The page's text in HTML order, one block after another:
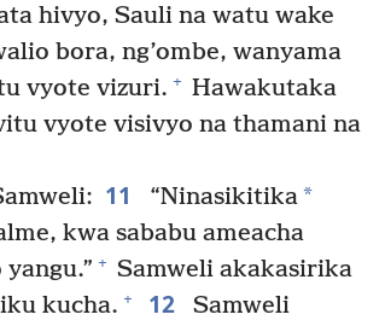
hivyo, Sauli na watu wake
bora, ng’ombe, wanyama
vyote vizuri. + Hawakutaka
vyote visivyo na thamani na
11 “Ninasikitika*
kwa sababu ameacha
+ Samweli akakasirika
kucha. + 12
Samweli